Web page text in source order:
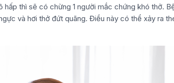
thì sẽ có chừng 1 người mắc chứng khó thở.
và hơi thở đứt quãng. Điều này có thể xảy ra